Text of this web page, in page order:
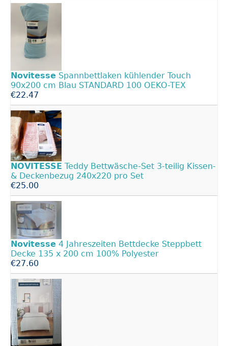
Novitesse Spannbettlaken kühlender Touch
90x200 cm Blau STANDARD 100 OEKO-TEX
€22.47
NOVITESSE Teddy Bettwäsche-Set 3-teilig Kissen-
& Deckenbezug 240x220 pro Set
€25.00
Novitesse 4 Jahreszeiten Bettdecke Steppbett
Decke 135 x 200 cm 100% Polyester
€27.60